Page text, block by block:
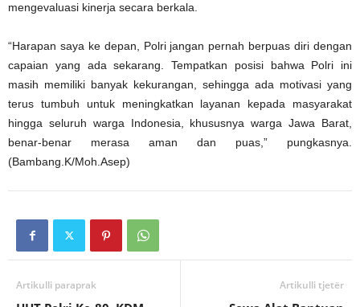
mengevaluasi kinerja secara berkala.
“Harapan saya ke depan, Polri jangan pernah berpuas diri dengan
capaian yang ada sekarang. Tempatkan posisi bahwa Polri ini
masih memiliki banyak kekurangan, sehingga ada motivasi yang
terus tumbuh untuk meningkatkan layanan kepada masyarakat
hingga seluruh warga Indonesia, khususnya warga Jawa Barat,
benar-benar merasa aman dan puas,” pungkasnya.
(Bambang.K/Moh.Asep)
Artikulli paraprak Artikulli tjetër